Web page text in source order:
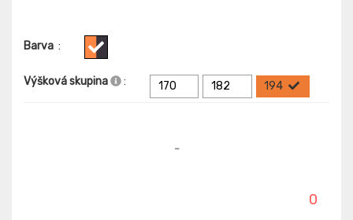
Barva :
Výšková skupina : 170 182 194
-
0